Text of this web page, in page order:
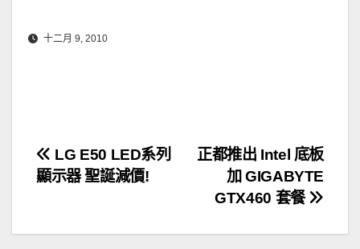
十二月 9, 2010
文
章
導
正都推出 Intel 底板
加 GIGABYTE
GTX460 套餐
LG E50 LED系列
顯示器 聖誕減價!